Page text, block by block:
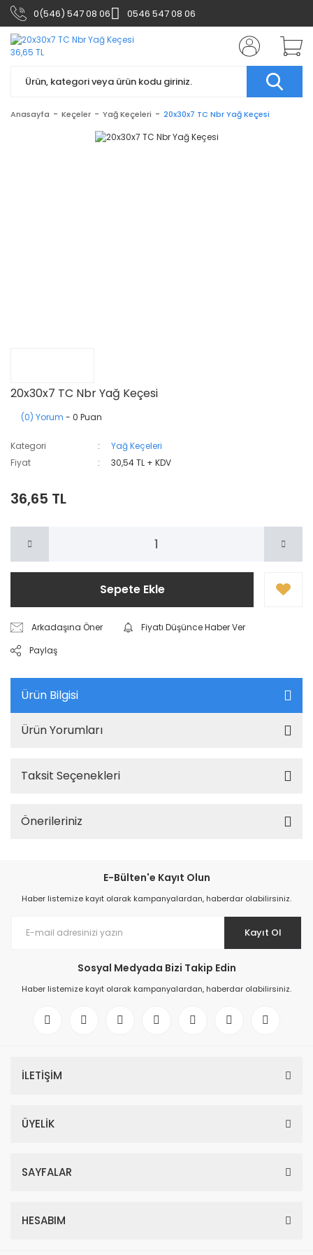
0(546) 547 08 06 0546 547 08 06
Anasayfa Keçeler Yağ Keçeleri 20x30x7 TC Nbr Yağ Keçesi
20x30x7 TC Nbr Yağ Keçesi
(0) Yorum - 0 Puan
Kategori
Yağ Keçeleri
Fiyat
30,54 TL + KDV
36,65 TL
Sepete Ekle
Arkadaşına Öner
Fiyatı Düşünce Haber Ver
Paylaş
Ürün Bilgisi
Ürün Yorumları
Taksit Seçenekleri
Önerileriniz
E-Bülten'e Kayıt Olun
Haber listemize kayıt olarak kampanyalardan, haberdar olabilirsiniz.
Kayıt Ol
Sosyal Medyada Bizi Takip Edin
Haber listemize kayıt olarak kampanyalardan, haberdar olabilirsiniz.
İLETİŞİM
ÜYELİK
SAYFALAR
HESABIM